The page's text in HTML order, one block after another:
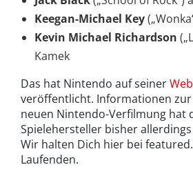
Keegan-Michael Key
Kevin Michael Richardson
Kamek
Das hat Nintendo auf seiner
veröffentlicht. Informationen
neuen Nintendo-Verfilmung hat
Spielehersteller bisher
Wir halten Dich hier bei
Laufenden.